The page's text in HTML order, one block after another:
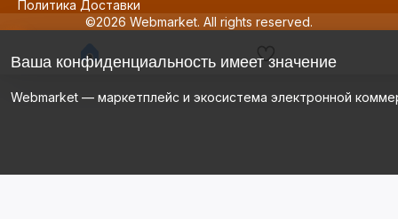
Политика Доставки
©2026 Webmarket. All rights reserved.
Ваша конфиденциальность имеет значение
Webmarket — маркетплейс и экосистема электронной